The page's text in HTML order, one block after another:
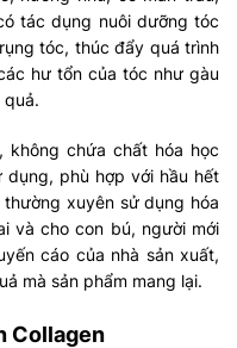
tác dụng nuôi dưỡng tóc
tóc, thúc đẩy quá trình
hư tổn của tóc như gàu
quả.
không chứa chất hóa học
dụng, phù hợp với hầu hết
xuyên sử dụng hóa
và cho con bú, người mới
cáo của nhà sản xuất,
mà sản phẩm mang lại.
Collagen